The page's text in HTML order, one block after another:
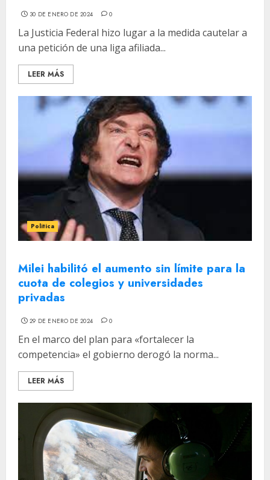
30 DE ENERO DE 2024 0
La Justicia Federal hizo lugar a la medida cautelar a
una petición de una liga afiliada...
LEER MÁS
Politica
Milei habilitó el aumento sin límite para la
cuota de colegios y universidades
privadas
29 DE ENERO DE 2024 0
En el marco del plan para «fortalecer la
competencia» el gobierno derogó la norma...
LEER MÁS